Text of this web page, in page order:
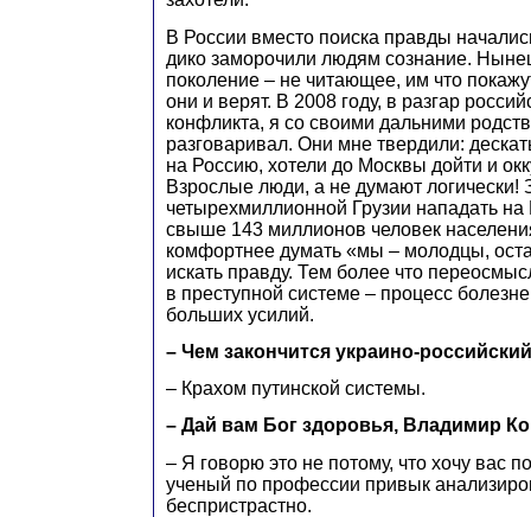
В России вместо поиска правды
дико заморочили людям сознание.
поколение – не читающее, им что
они и верят. В 2008 году, в разгар
конфликта, я со своими дальними
разговаривал. Они мне твердили:
на Россию, хотели до Москвы дойти и
Взрослые люди, а не думают логически!
четырехмиллионной Грузии нападать на
свыше 143 миллионов человек
комфортнее думать «мы – молодцы,
искать правду. Тем более что
в преступной системе – процесс
больших усилий.
– Чем закончится украино-
– Крахом путинской системы.
– Дай вам Бог здоровья, Владимир
– Я говорю это не потому, что хочу вас
ученый по профессии привык
беспристрастно.